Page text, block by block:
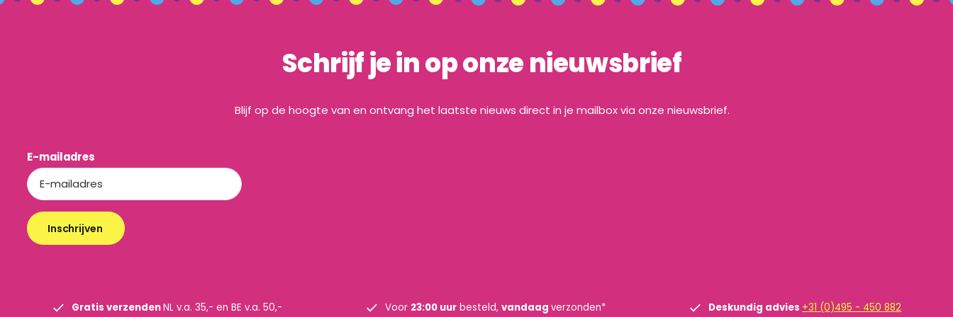
Schrijf je in op onze nieuwsbrief
Blijf op de hoogte van en ontvang het laatste nieuws direct in je mailbox via onze nieuwsbrief.
E-mailadres
Inschrijven
Gratis verzendenNL v.a. 35,- en BE v.a. 50,- Voor 23:00 uurbesteld, vandaag verzonden* Deskundig advies +31 (0)495 - 450 882